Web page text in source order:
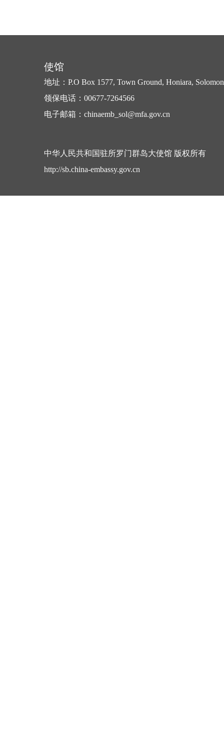
使馆
地址：P.O Box 1577, Town Ground, Honiara,
领保电话：00677-7264566
电子邮箱：chinaemb_sol@mfa.gov.cn
中华人民共和国驻所罗门群岛大使馆 版权所有
http://sb.china-embassy.gov.cn